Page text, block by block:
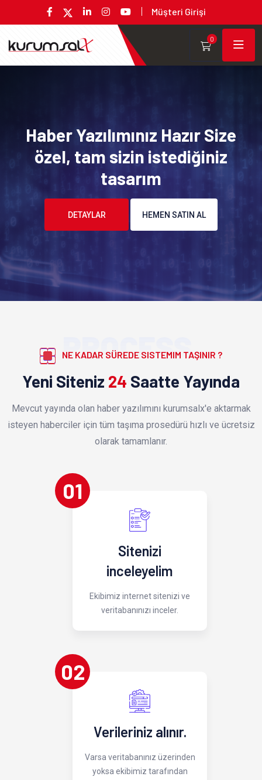
Müşteri Girişi
0
Haber Yazılımınız Hazır Size
özel, tam sizin istediğiniz
tasarım
DETAYLAR HEMEN SATIN AL
PROCESS
NE KADAR SÜREDE SISTEMIM TAŞINIR ?
Yeni Siteniz 24 Saatte Yayında
Mevcut yayında olan haber yazılımını kurumsalx'e aktarmak
isteyen haberciler için tüm taşıma prosedürü hızlı ve ücretsiz
olarak tamamlanır.
01
Sitenizi
inceleyelim
Ekibimiz internet sitenizi ve
veritabanınızı inceler.
02
Verileriniz alınır.
Varsa veritabanınız üzerinden
yoksa ekibimiz tarafından